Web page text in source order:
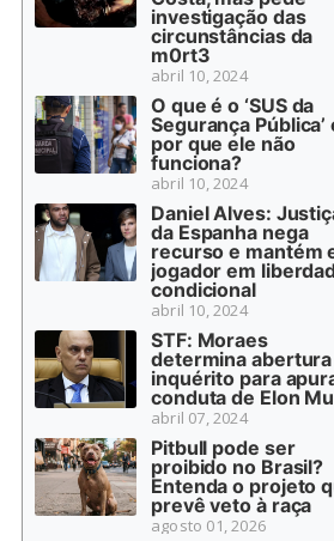
investigação das
circunstâncias da
m0rt3
abril 10, 2024
O que é o ‘SUS da
Segurança Pública’
por que ele não
funciona?
abril 10, 2024
Daniel Alves:
da Espanha nega
recurso e mantém
jogador em
condicional
abril 10, 2024
STF: Moraes
determina
inquérito para
conduta de Elon
abril 07, 2024
Pitbull pode ser
proibido no Brasil?
Entenda o projeto
prevê veto à raça
agosto 01, 2026